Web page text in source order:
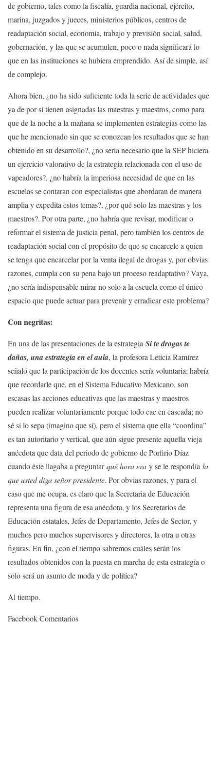
de gobierno, tales como la fiscalía, guardia nacional, ejército,
marina, juzgados y jueces, ministerios públicos, centros de
readaptación social, economía, trabajo y previsión social, salud,
gobernación, y las que se acumulen, poco o nada significará lo
que en las instituciones se hubiera emprendido. Así de simple, así
de complejo.
Ahora bien, ¿no ha sido suficiente toda la serie de actividades que
ya de por sí tienen asignadas las maestras y maestros, como para
que de la noche a la mañana se implementen estrategias como las
que he mencionado sin que se conozcan los resultados que se han
obtenido en su desarrollo?, ¿no sería necesario que la SEP hiciera
un ejercicio valorativo de la estrategia relacionada con el uso de
vapeadores?, ¿no habría la imperiosa necesidad de que en las
escuelas se contaran con especialistas que abordaran de manera
amplia y expedita estos temas?, ¿por qué solo las maestras y los
maestros?. Por otra parte, ¿no habría que revisar, modificar o
reformar el sistema de justicia penal, pero también los centros de
readaptación social con el propósito de que se encarcele a quien
se tenga que encarcelar por la venta ilegal de drogas y, por obvias
razones, cumpla con su pena bajo un proceso readaptativo? Vaya,
¿no sería indispensable mirar no solo a la escuela como el único
espacio que puede actuar para prevenir y erradicar este problema?
Con negritas:
En una de las presentaciones de la estrategia Si te drogas te
dañas, una estrategia en el aula, la profesora Leticia Ramírez
señaló que la participación de los docentes sería voluntaria; habría
que recordarle que, en el Sistema Educativo Mexicano, son
escasas las acciones educativas que las maestras y maestros
pueden realizar voluntariamente porque todo cae en cascada; no
sé si lo sepa (imagino que sí), pero el sistema que ella “coordina”
es tan autoritario y vertical, que aún sigue presente aquella vieja
anécdota que data del periodo de gobierno de Porfirio Díaz
cuando éste llagaba a preguntarqué hora era y se le respondía la
que usted diga señor presidente. Por obvias razones, y para el
caso que me ocupa, es claro que la Secretaria de Educación
representa una figura de esa anécdota, y los Secretarios de
Educación estatales, Jefes de Departamento, Jefes de Sector, y
muchos pero muchos supervisores y directores, la otra u otras
figuras. En fin, ¿con el tiempo sabremos cuáles serán los
resultados obtenidos con la puesta en marcha de esta estrategia o
solo será un asunto de moda y de política?
Al tiempo.
Facebook Comentarios